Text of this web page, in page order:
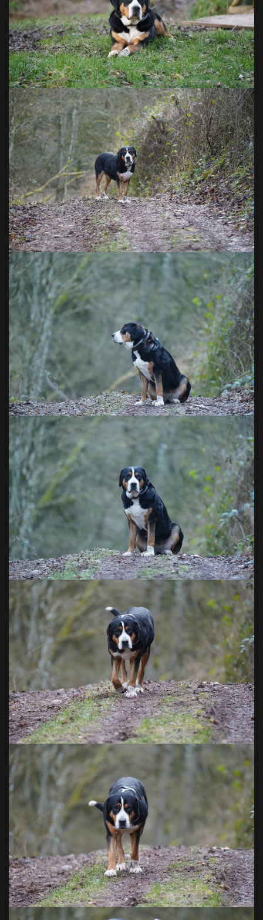
VOIR EN GRAND
VOIR EN GRAND
VOIR EN GRAND
VOIR EN GRAND
VOIR EN GRAND
VOIR EN GRAND